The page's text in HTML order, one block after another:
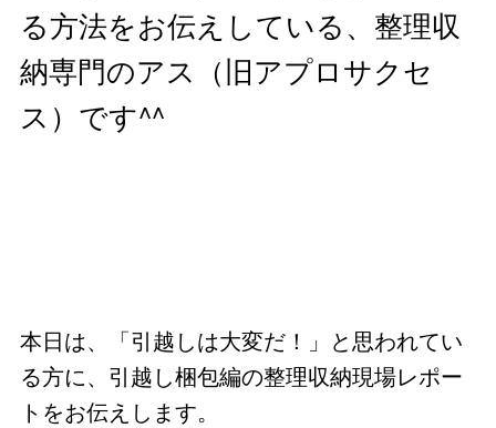
る方法をお伝えしている、整理収
納専門のアス（旧アプロサクセ
ス）です^^
本日は、「引越しは大変だ！」と思われてい
る方に、引越し梱包編の整理収納現場レポー
トをお伝えします。